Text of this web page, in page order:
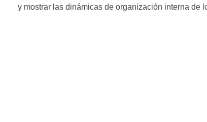
y mostrar las dinámicas de organización interna de